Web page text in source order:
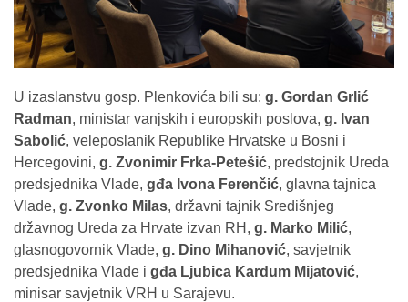
U izaslanstvu gosp. Plenkovića bili su: g. Gordan Grlić
Radman, ministar vanjskih i europskih poslova, g. Ivan
Sabolić, veleposlanik Republike Hrvatske u Bosni i
Hercegovini, g. Zvonimir Frka-Petešić, predstojnik Ureda
predsjednika Vlade, gđa Ivona Ferenčić, glavna tajnica
Vlade, g. Zvonko Milas, državni tajnik Središnjeg
državnog Ureda za Hrvate izvan RH, g. Marko Milić,
glasnogovornik Vlade, g. Dino Mihanović, savjetnik
predsjednika Vlade i gđa Ljubica Kardum Mijatović,
minisar savjetnik VRH u Sarajevu.